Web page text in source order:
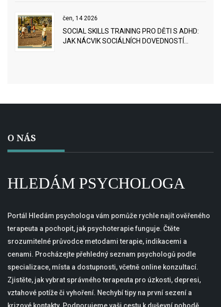
čen, 14 2026
SOCIAL SKILLS TRAINING PRO DĚTI S ADHD:
JAK NÁCVIK SOCIÁLNÍCH DOVEDNOSTÍ
O NÁS
HLEDÁM PSYCHOLOGA
Portál Hledám psychologa vám pomůže rychle najít ověřeného
terapeuta a pochopit, jak psychoterapie funguje. Čtěte
srozumitelné průvodce metodami terapie, indikacemi a
cenami. Procházejte přehledný seznam psychologů podle
specializace, místa a dostupnosti, včetně online konzultací.
Zjistěte, jak vybrat správného terapeuta pro úzkosti, depresi,
vztahové potíže či vyhoření. Nechybí tipy na první sezení a